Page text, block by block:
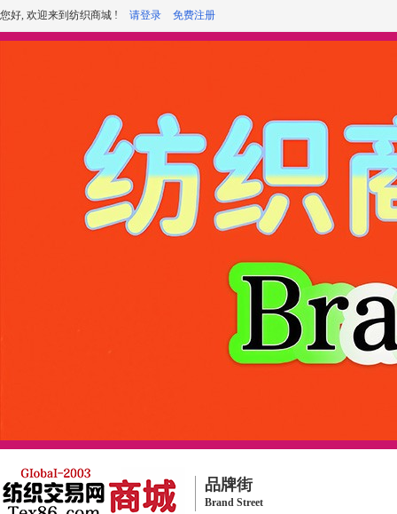
您好, 欢迎来到纺织商城 ! 请登录 免费注册
品牌街
Brand Street